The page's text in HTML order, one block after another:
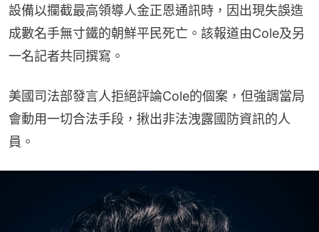
設備以攔截最高領導人金正恩通訊時，因出現失誤造
成數名手無寸鐵的朝鮮平民死亡。該報道由Cole及另
一名記者共同撰寫。
美國司法部發言人拒絕評論Cole的個案，但強調當局
會動用一切合法手段，揪出非法洩露國防資訊的人
員。